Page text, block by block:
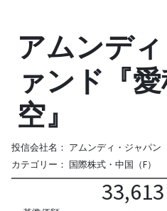
アムンデ
ァンド『
空』
投信会社名： アムンディ・ジャパン
カテゴリー： 国際株式・中国（F）
33,613